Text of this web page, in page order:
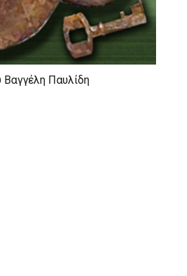
Βαγγέλη Παυλίδη